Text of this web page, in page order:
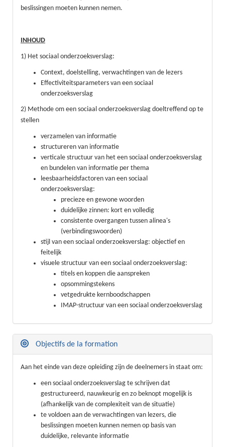
beslissingen moeten kunnen nemen.
INHOUD
1) Het sociaal onderzoeksverslag:
Context, doelstelling, verwachtingen van de lezers
Effectiviteitsparameters van een sociaal
onderzoeksverslag
2) Methode om een sociaal onderzoeksverslag doeltreffend op te
stellen
verzamelen van informatie
structureren van informatie
verticale structuur van het een sociaal onderzoeksverslag
en bundelen van informatie per thema
leesbaarheidsfactoren van een sociaal
onderzoeksverslag:
precieze en gewone woorden
duidelijke zinnen: kort en volledig
consistente overgangen tussen alinea's
(verbindingswoorden)
stijl van een sociaal onderzoeksverslag: objectief en
feitelijk
visuele structuur van een sociaal onderzoeksverslag:
titels en koppen die aanspreken
opsommingstekens
vetgedrukte kernboodschappen
IMAP-structuur van een sociaal onderzoeksverslag
Objectifs de la formation
Aan het einde van deze opleiding zijn de deelnemers in staat om:
een sociaal onderzoeksverslag te schrijven dat
gestructureerd, nauwkeurig en zo beknopt mogelijk is
(afhankelijk van de complexiteit van de situatie)
te voldoen aan de verwachtingen van lezers, die
beslissingen moeten kunnen nemen op basis van
duidelijke, relevante informatie